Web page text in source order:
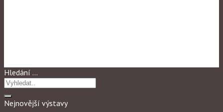
Hledání …
Nejnovější výstavy